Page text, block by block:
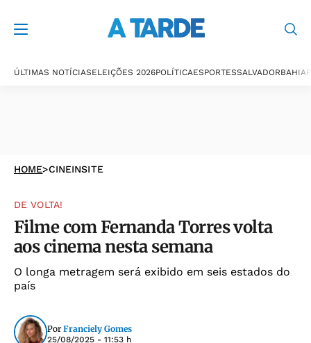
ÚLTIMAS NOTÍCIASELEIÇÕES 2026POLÍTICAESPORTESSALVADORBAHIA
HOME>CINEINSITE
DE VOLTA!
Filme com Fernanda Torres volta
aos cinema nesta semana
O longa metragem será exibido em seis estados do
país
Por Franciely Gomes
25/08/2025 - 11:53 h